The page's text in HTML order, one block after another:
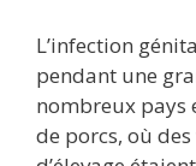
L’infection
pendant une
nombreux pays
de porcs, où